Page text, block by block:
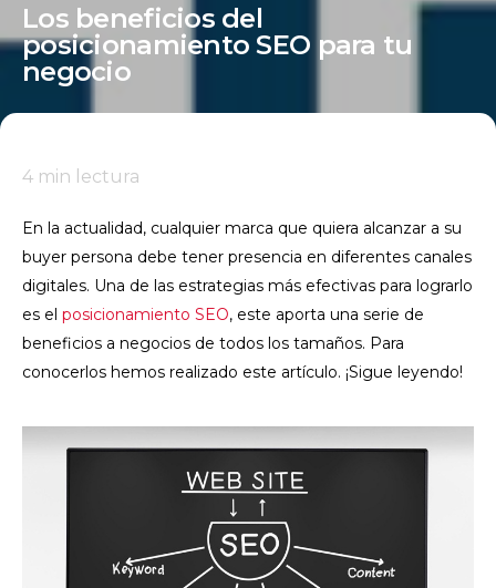
Los beneficios del
posicionamiento SEO para tu
negocio
4 min lectura
En la actualidad, cualquier marca que quiera alcanzar a su
buyer persona debe tener presencia en diferentes canales
digitales. Una de las estrategias más efectivas para lograrlo
es el posicionamiento SEO, este aporta una serie de
beneficios a negocios de todos los tamaños. Para
conocerlos hemos realizado este artículo. ¡Sigue leyendo!